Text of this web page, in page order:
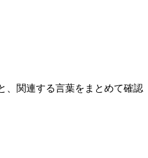
、関連する言葉をまとめて確認